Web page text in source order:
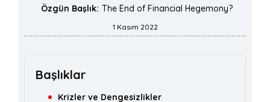
Özgün Başlık: The End of Financial Hegemony?
1 Kasım 2022
Başlıklar
Krizler ve Dengesizlikler